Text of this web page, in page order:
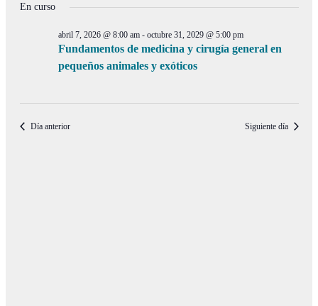
junio
búsqueda
vistas
vistas
la
En curso
Fundamentos de medicina y cirugía general en
pequeños animales y exóticos
abril 7, 2026 @ 8:00 am- octubre 31, 2029 @ 5:00 pm
Día anterior Siguiente día